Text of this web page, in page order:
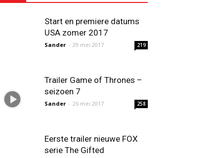
Start en premiere datums
USA zomer 2017
Sander - 29 mei 2017 219
Trailer Game of Thrones –
seizoen 7
Sander - 26 mei 2017 258
Eerste trailer nieuwe FOX
serie The Gifted